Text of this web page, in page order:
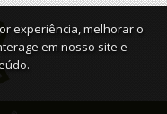
experiência, melhorar o
em nosso site e